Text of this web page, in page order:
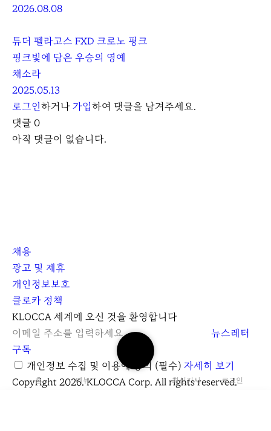
검
색
하
기
홈 메뉴 최신기사 로그인
2026.08.08
튜더 펠라고스 FXD 크로노 핑크
핑크빛에 담은 우승의 영예
채소라
2025.05.13
로그인하거나가입하여 댓글을 남겨주세요.
댓글 0
아직 댓글이 없습니다.
채용
광고 및 제휴
개인정보보호
클로카 정책
I
n
s
t
a
Y
o
u
t
u
K
L
O
C
C
KLOCCA 세계에 오신 것을 환영합니다
뉴스레터
구독
개인정보 수집 및 이용에 동의 (필수) 자세히 보기
Copyright 2026. KLOCCA Corp. All rights reserved.